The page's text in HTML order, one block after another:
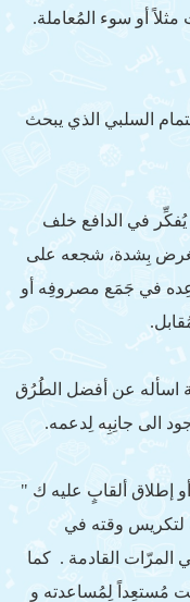
أو سوء المُعاملة.
السلبي الذي يبحث
يُفكِّر في الدافع خلف
بِشدة، شجعه على
في جَمَع مصروفِه أو
اسأله عن أفضل الطُرُق
الى جانِبِه لِدعمه.
إطلاق ألقابٍ عليه ك "
لتكريس وقته في
القادمة . كما
مُستعِداً لِمُساعدته و